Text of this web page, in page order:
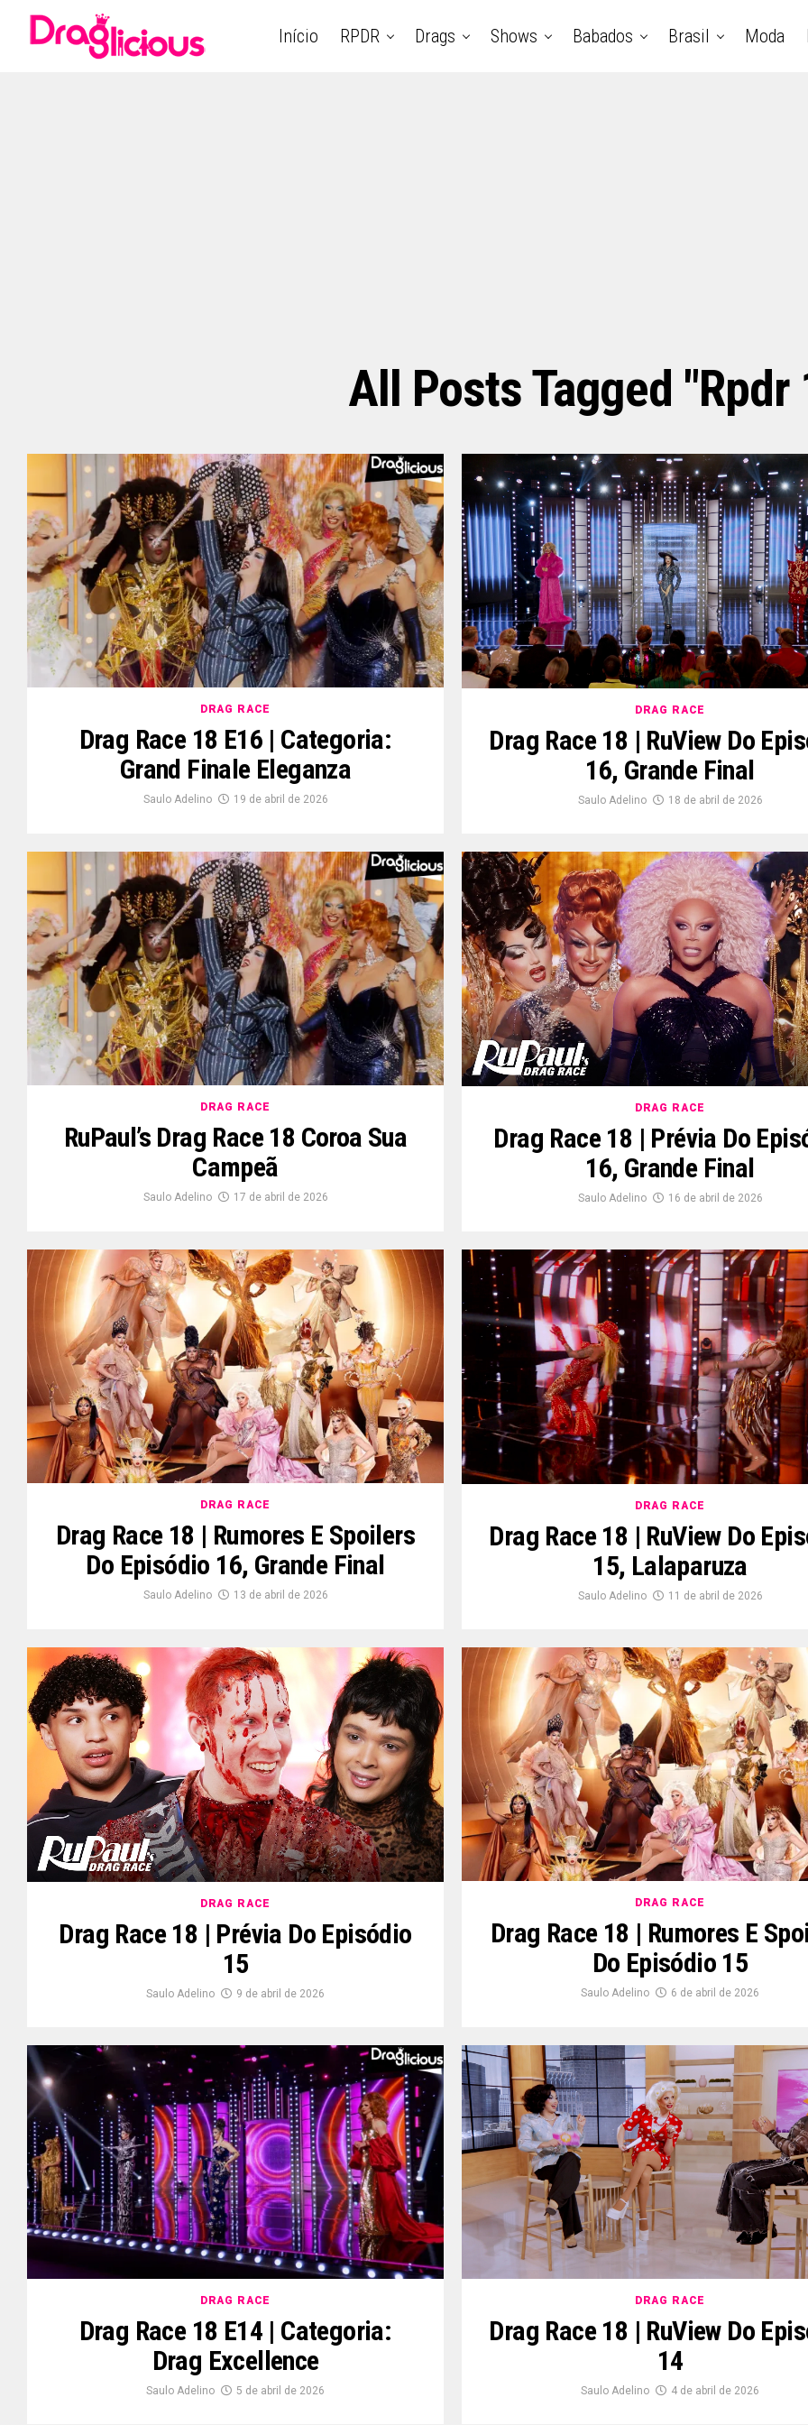
Início RPDR Drags Shows Babados Brasil Moda
All Posts Tagged "rpdr
DRAG RACE
Drag Race 18 E16 | Categoria:
Grand Finale Eleganza
Saulo Adelino 19 de abril de 2026
DRAG RACE
Drag Race 18 | RuView Do
16, Grande Final
Saulo Adelino 18 de abril de 2026
DRAG RACE
RuPaul’s Drag Race 18 Coroa Sua
Campeã
Saulo Adelino 17 de abril de 2026
DRAG RACE
Drag Race 18 | Prévia Do
16, Grande Final
Saulo Adelino 16 de abril de 2026
DRAG RACE
Drag Race 18 | Rumores E Spoilers
Do Episódio 16, Grande Final
Saulo Adelino 13 de abril de 2026
DRAG RACE
Drag Race 18 | RuView Do
15, Lalaparuza
Saulo Adelino 11 de abril de 2026
DRAG RACE
Drag Race 18 | Prévia Do Episódio
15
Saulo Adelino 9 de abril de 2026
DRAG RACE
Drag Race 18 | Rumores E
Do Episódio 15
Saulo Adelino 6 de abril de 2026
DRAG RACE
Drag Race 18 E14 | Categoria:
Drag Excellence
Saulo Adelino 5 de abril de 2026
DRAG RACE
Drag Race 18 | RuView Do
14
Saulo Adelino 4 de abril de 2026